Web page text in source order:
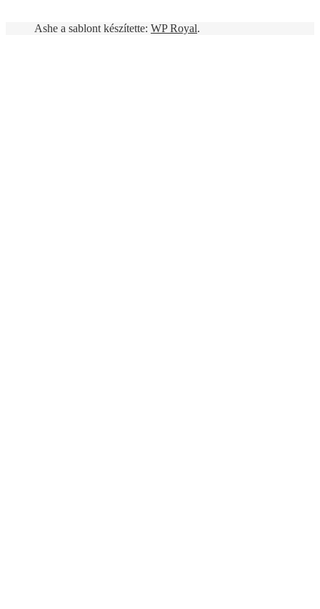
Ashe a sablont készítette: WP Royal.